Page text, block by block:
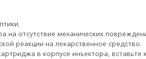
на отсутствие механических
реакции на лекарственное средство.
в корпусе инъектора,